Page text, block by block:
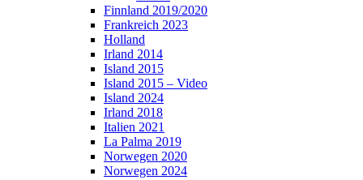
Finnland 2019/2020
Frankreich 2023
Holland
Irland 2014
Island 2015
Island 2015 – Video
Island 2024
Irland 2018
Italien 2021
La Palma 2019
Norwegen 2020
Norwegen 2024